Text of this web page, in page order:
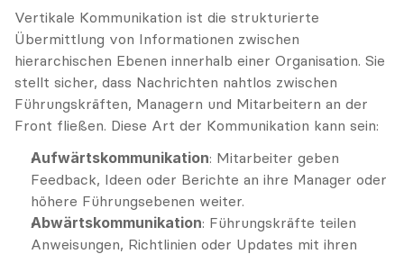
Vertikale Kommunikation ist die strukturierte
Übermittlung von Informationen zwischen
hierarchischen Ebenen innerhalb einer Organisation. Sie
stellt sicher, dass Nachrichten nahtlos zwischen
Führungskräften, Managern und Mitarbeitern an der
Front fließen. Diese Art der Kommunikation kann sein:
Aufwärtskommunikation: Mitarbeiter geben
Feedback, Ideen oder Berichte an ihre Manager oder
höhere Führungsebenen weiter.
Abwärtskommunikation: Führungskräfte teilen
Anweisungen, Richtlinien oder Updates mit ihren